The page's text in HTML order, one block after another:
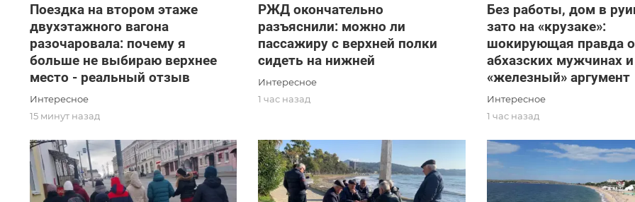
Поездка на втором этаже
двухэтажного вагона
разочаровала: почему я
больше не выбираю верхнее
место - реальный отзыв
Интересное
15 минут назад
РЖД окончательно
разъяснили: можно ли
пассажиру с верхней полки
сидеть на нижней
Интересное
1 час назад
Без работы, дом в
зато на «крузаке»:
шокирующая правда
абхазских мужчинах
«железный» аргумент
Интересное
1 час назад